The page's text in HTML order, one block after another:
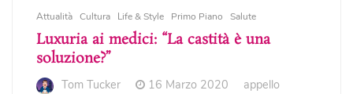
Attualità Cultura Life & Style Primo Piano Salute
Luxuria ai medici: “La castità è una
soluzione?”
Tom Tucker 16 Marzo 2020
appello